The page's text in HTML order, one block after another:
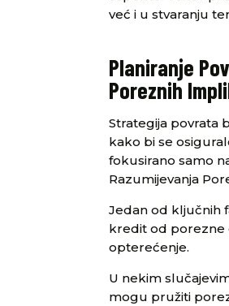
već i u stvaranju
Planiranje
Poreznih
Strategija povrata
kako bi se
fokusirano samo
Razumijevanja
Jedan od ključnih
kredit od porezne
opterećenje.
U nekim
mogu pružiti